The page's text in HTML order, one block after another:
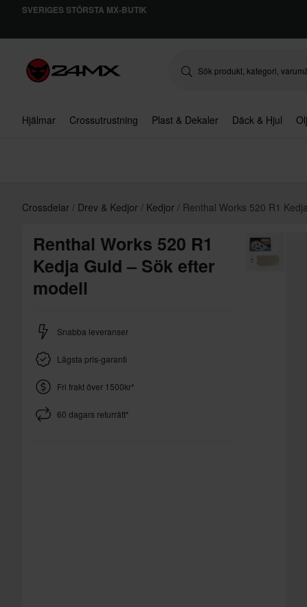
SVERIGES STÖRSTA MX-BUTIK
Hjälmar Crossutrustning Plast & Dekaler Däck & Hjul
Crossdelar Drev & Kedjor Kedjor Renthal Works 520 R1
Renthal Works 520 R1
Kedja Guld – Sök efter
modell
Snabba leveranser
Lägsta pris-garanti
Fri frakt över 1500kr*
60 dagars returrätt*